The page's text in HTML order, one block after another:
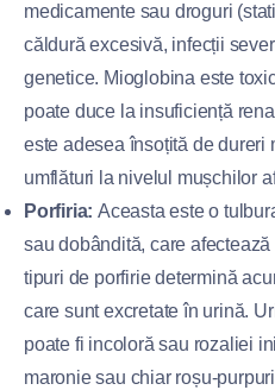
medicamente sau droguri
căldură excesivă, infecții
genetice. Mioglobina este
poate duce la insuficiență
este adesea însoțită de dureri
umflături la nivelul mușchilor
Porfiria: Aceasta este o
sau dobândită, care
tipuri de porfirie determină
care sunt excretate în urină.
poate fi incoloră sau rozaliei
maronie sau chiar roșu-